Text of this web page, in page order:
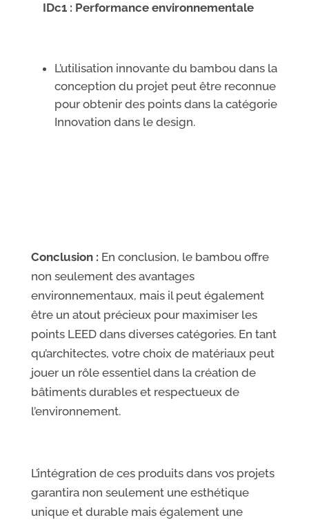
IDc1 : Performance environnementale
L’utilisation innovante du bambou dans la
conception du projet peut être reconnue
pour obtenir des points dans la catégorie
Innovation dans le design.
Conclusion : En conclusion, le bambou offre
non seulement des avantages
environnementaux, mais il peut également
être un atout précieux pour maximiser les
points LEED dans diverses catégories. En tant
qu’architectes, votre choix de matériaux peut
jouer un rôle essentiel dans la création de
bâtiments durables et respectueux de
l’environnement.
L’intégration de ces produits dans vos projets
garantira non seulement une esthétique
unique et durable mais également une